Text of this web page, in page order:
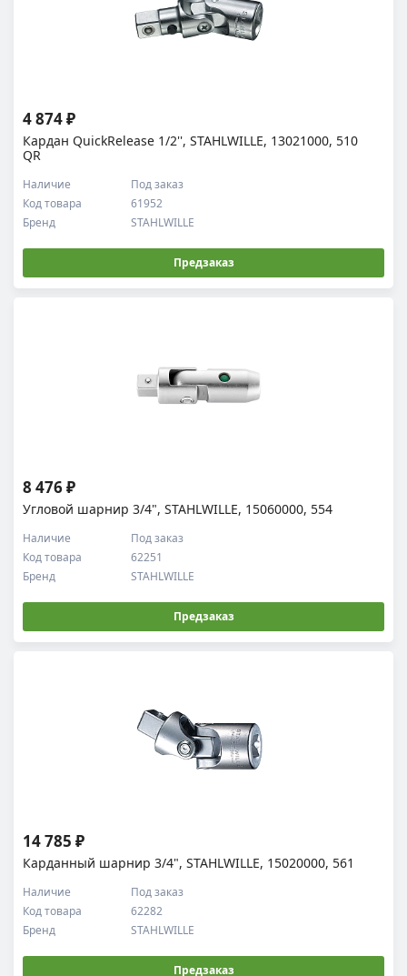
Кардан QuickRelease 1/2'', STAHLWILLE, 13021000, 510
QR
Код товара 61952
Наличие Под заказ
Бренд STAHLWILLE
4 874 ₽
Предзаказ
Угловой шарнир 3/4", STAHLWILLE, 15060000, 554
Код товара 62251
Наличие Под заказ
Бренд STAHLWILLE
8 476 ₽
Предзаказ
Карданный шарнир 3/4", STAHLWILLE, 15020000, 561
Код товара 62282
Наличие Под заказ
Бренд STAHLWILLE
14 785 ₽
Предзаказ